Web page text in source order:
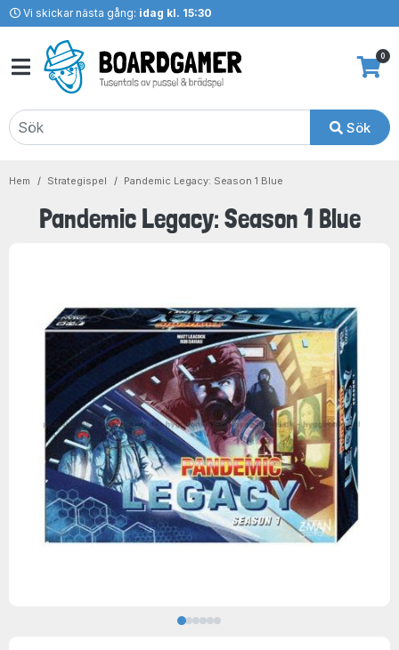
Vi skickar nästa gång: idag kl. 15:30
Sök
0
Hem Strategispel Pandemic Legacy: Season 1 Blue
Pandemic Legacy: Season 1 Blue